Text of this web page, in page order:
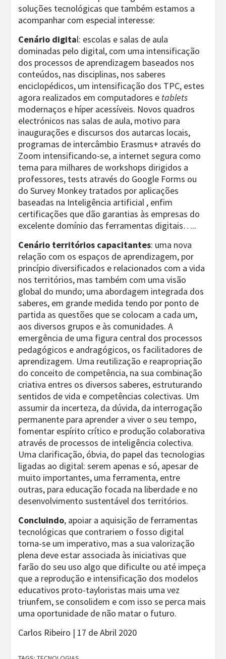
soluções tecnológicas que também estamos a
acompanhar com especial interesse:
Cenário digital: escolas e salas de aula
dominadas pelo digital, com uma intensificação
dos processos de aprendizagem baseados nos
conteúdos, nas disciplinas, nos saberes
enciclopédicos, um intensificação dos TPC, estes
agora realizados em computadores e tablets
modernaços e híper acessíveis. Novos quadros
electrónicos nas salas de aula, motivo para
inaugurações e discursos dos autarcas locais,
programas de intercâmbio Erasmus+ através do
Zoom intensificando-se, a internet segura como
tema para milhares de workshops dirigidos a
professores, tests através do Google Forms ou
do Survey Monkey tratados por aplicações
baseadas na Inteligência artificial , enfim
certificações que dão garantias às empresas do
excelente domínio das ferramentas digitais…..
Cenário territórios capacitantes: uma nova
relação com os espaços de aprendizagem, por
princípio diversificados e relacionados com a vida
nos territórios, mas também com uma visão
global do mundo; uma abordagem integrada dos
saberes, em grande medida tendo por ponto de
partida as questões que se colocam a cada um,
aos diversos grupos e às comunidades. A
emergência de uma figura central dos processos
pedagógicos e andragógicos, os facilitadores de
aprendizagem. Uma reutilização e reapropriação
do conceito de competência, na sua combinação
criativa entres os diversos saberes, estruturando
sentidos de vida e competências colectivas. Um
assumir da incerteza, da dúvida, da interrogação
permanente para aprender a viver o seu tempo,
fomentar espírito crítico e produção colaborativa
através de processos de inteligência colectiva.
Uma clarificação, óbvia, do papel das tecnologias
ligadas ao digital: serem apenas e só, apesar de
muito importantes, uma ferramenta, entre
outras, para educação focada na liberdade e no
desenvolvimento sustentável dos territórios.
Concluindo, apoiar a aquisição de ferramentas
tecnológicas que contrariem o fosso digital
torna-se um imperativo, mas a sua valorização
plena deve estar associada às iniciativas que
farão do seu uso algo que dificulte ou até impeça
que a reprodução e intensificação dos modelos
educativos proto-tayloristas mais uma vez
triunfem, se consolidem e com isso se perca mais
uma oportunidade de não matar o futuro.
Carlos Ribeiro | 17 de Abril 2020